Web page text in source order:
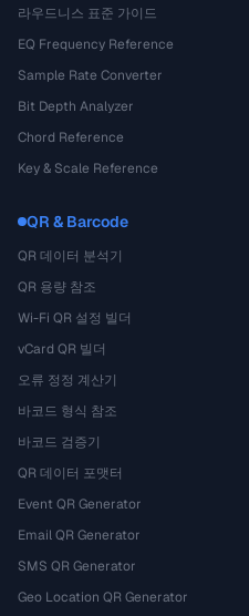
라우드니스 표준 가이드
EQ Frequency Reference
Sample Rate Converter
Bit Depth Analyzer
Chord Reference
Key & Scale Reference
QR & Barcode
QR 데이터 분석기
QR 용량 참조
Wi-Fi QR 설정 빌더
vCard QR 빌더
오류 정정 계산기
바코드 형식 참조
바코드 검증기
QR 데이터 포맷터
Event QR Generator
Email QR Generator
SMS QR Generator
Geo Location QR Generator